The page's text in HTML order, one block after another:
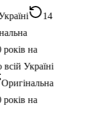
14
на
Україні
на